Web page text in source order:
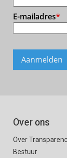
Over ons
Over
Bestuur